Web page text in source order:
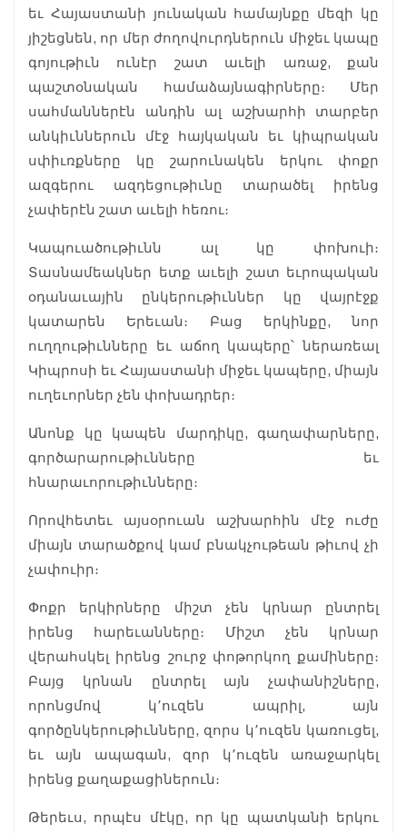
եւ Հայաստանի յունական համայնքը մեզի կը
յիշեցնեն, որ մեր ժողովուրդներուն միջեւ կապը
գոյութիւն ունէր շատ աւելի առաջ, քան
պաշտօնական համաձայնագիրները։ Մեր
սահմաններէն անդին ալ աշխարհի տարբեր
անկիւններուն մէջ հայկական եւ կիպրական
սփիւռքները կը շարունակեն երկու փոքր
ազգերու ազդեցութիւնը տարածել իրենց
չափերէն շատ աւելի հեռու։
Կապուածութիւնն ալ կը փոխուի։
Տասնամեակներ ետք աւելի շատ եւրոպական
օդանաւային ընկերութիւններ կը վայրէջք
կատարեն Երեւան։ Բաց երկինքը, նոր
ուղղութիւնները եւ աճող կապերը՝ ներառեալ
Կիպրոսի եւ Հայաստանի միջեւ կապերը, միայն
ուղեւորներ չեն փոխադրեր։
Անոնք կը կապեն մարդիկը, գաղափարները,
գործարարութիւնները եւ
հնարաւորութիւնները։
Որովհետեւ այսօրուան աշխարհին մէջ ուժը
միայն տարածքով կամ բնակչութեան թիւով չի
չափուիր։
Փոքր երկիրները միշտ չեն կրնար ընտրել
իրենց հարեւանները։ Միշտ չեն կրնար
վերահսկել իրենց շուրջ փոթորկող քամիները։
Բայց կրնան ընտրել այն չափանիշները,
որոնցմով կ՚ուզեն ապրիլ, այն
գործընկերութիւնները, զորս կ՚ուզեն կառուցել,
եւ այն ապագան, զոր կ՚ուզեն առաջարկել
իրենց քաղաքացիներուն։
Թերեւս, որպէս մէկը, որ կը պատկանի երկու